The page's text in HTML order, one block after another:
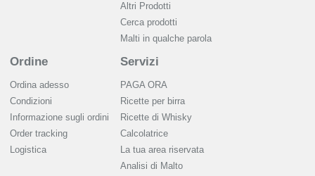
Altri Prodotti
Cerca prodotti
Malti in qualche parola
Ordine
Ordina adesso
Condizioni
Informazione sugli ordini
Order tracking
Logistica
Servizi
PAGA ORA
Ricette per birra
Ricette di Whisky
Calcolatrice
La tua area riservata
Analisi di Malto